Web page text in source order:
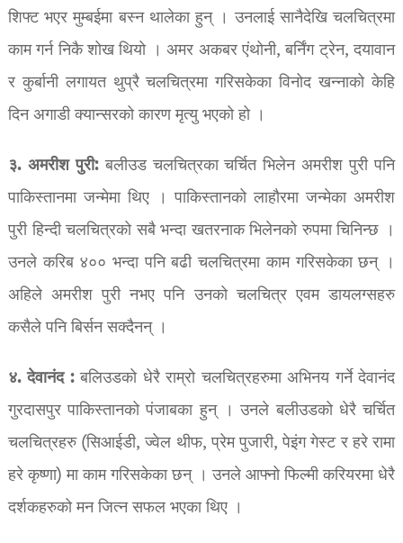
शिफ्ट भएर मुम्बईमा बस्न थालेका हुन् । उनलाई सानैदेखि चलचित्रमा
काम गर्न निकै शोख थियो । अमर अकबर एंथोनी, बर्निंग ट्रेन, दयावान
र कुर्बानी लगायत थुप्रै चलचित्रमा गरिसकेका विनोद खन्नाको केहि
दिन अगाडी क्यान्सरको कारण मृत्यु भएको हो ।
३. अमरीश पुरी:बलीउड चलचित्रका चर्चित भिलेन अमरीश पुरी पनि
पाकिस्तानमा जन्मेमा थिए । पाकिस्तानको लाहौरमा जन्मेका अमरीश
पुरी हिन्दी चलचित्रको सबै भन्दा खतरनाक भिलेनको रुपमा चिनिन्छ ।
उनले करिब ४०० भन्दा पनि बढी चलचित्रमा काम गरिसकेका छन् ।
अहिले अमरीश पुरी नभए पनि उनको चलचित्र एवम डायलग्सहरु
कसैले पनि बिर्सन सक्दैनन् ।
४. देवानंद :बलिउडको धेरै राम्रो चलचित्रहरुमा अभिनय गर्ने देवानंद
गुरदासपुर पाकिस्‍तानको पंजाबका हुन् । उनले बलीउडको धेरै चर्चित
चलचित्रहरु (सिआईडी, ज्वेल थीफ, प्रेम पुजारी, पेइंग गेस्ट र हरे रामा
हरे कृष्णा) मा काम गरिसकेका छन् । उनले आफ्नो फिल्मी करियरमा धेरै
दर्शकहरुको मन जित्न सफल भएका थिए ।